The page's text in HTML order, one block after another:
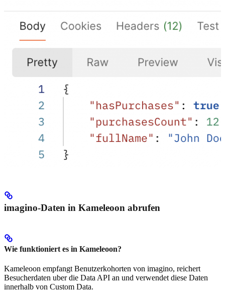
imagino-Daten in Kameleoon abrufen
Wie funktioniert es in Kameleoon?
Kameleoon empfangt Benutzerkohorten von imagino, reichert
Besucherdaten uber die Data API an und verwendet diese Daten
innerhalb von Custom Data.